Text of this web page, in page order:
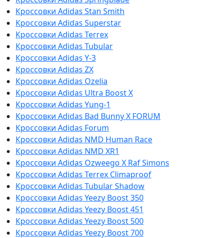
Кроссовки Adidas Stan Smith
Кроссовки Adidas Superstar
Кроссовки Adidas Terrex
Кроссовки Adidas Tubular
Кроссовки Adidas Y-3
Кроссовки Adidas ZX
Кроссовки Adidas Ozelia
Кроссовки Adidas Ultra Boost X
Кроссовки Adidas Yung-1
Кроссовки Adidas Bad Bunny X FORUM
Кроссовки Adidas Forum
Кроссовки Adidas NMD Human Race
Кроссовки Adidas NMD XR1
Кроссовки Adidas Ozweego Х Raf Simons
Кроссовки Adidas Terrex Climaproof
Кроссовки Adidas Tubular Shadow
Кроссовки Adidas Yeezy Boost 350
Кроссовки Adidas Yeezy Boost 451
Кроссовки Adidas Yeezy Boost 500
Кроссовки Adidas Yeezy Boost 700